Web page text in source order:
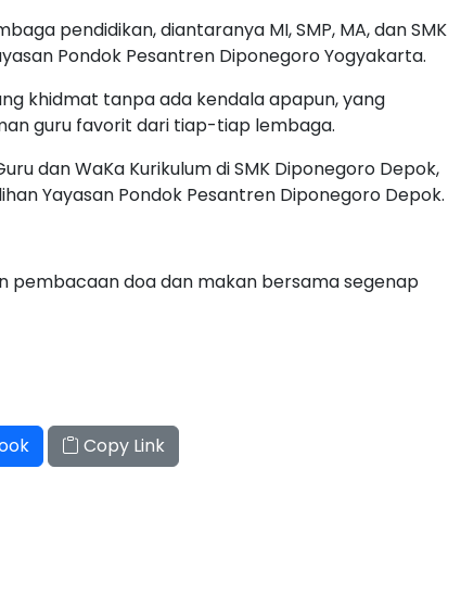
pendidikan, diantaranya MI, SMP, MA, dan SMK
Pondok Pesantren Diponegoro Yogyakarta.
khidmat tanpa ada kendala apapun, yang
guru favorit dari tiap-tiap lembaga.
dan WaKa Kurikulum di SMK Diponegoro Depok,
Yayasan Pondok Pesantren Diponegoro Depok.
pembacaan doa dan makan bersama segenap
Copy Link